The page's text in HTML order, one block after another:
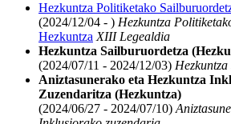
Hezkuntza Politiketako
(2024/12/04 - ) Hezkuntza
Hezkuntza XIII Legealdia
Hezkuntza Sailburuordetza
(2024/07/11 - 2024/12/03)
Aniztasunerako eta Hezkuntza
Zuzendaritza (Hezkuntza)
(2024/06/27 - 2024/07/10)